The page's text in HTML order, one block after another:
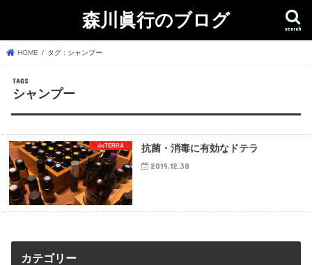
森川眞行のブログ search
HOME タグ : シャンプー
シャンプー
doTERRA 抗菌・消毒に有効なドテラ
2019.12.30
カテゴリー